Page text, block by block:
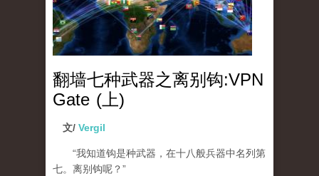
翻墙七种武器之离别钩:VPN
Gate (上)
文/ Vergil
“我知道钩是种武器，在十八般兵器中名列第
七。离别钩呢？”